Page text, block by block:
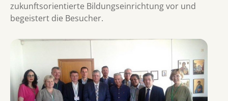
zukunftsorientierte Bildungseinrichtung vor und
begeistert die Besucher.